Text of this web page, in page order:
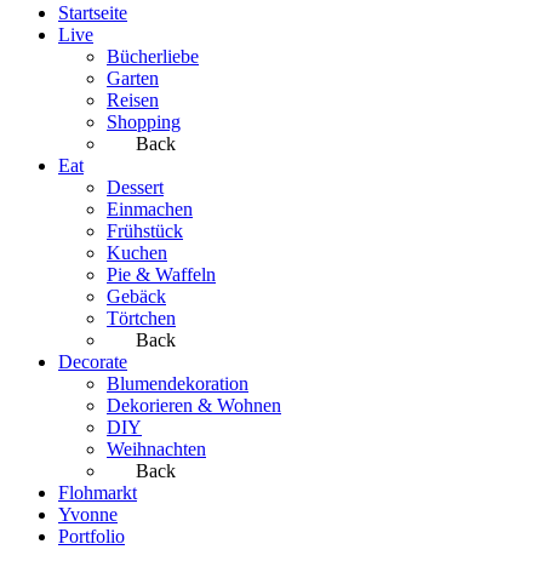
Startseite
Live
Bücherliebe
Garten
Reisen
Shopping
Back
Eat
Dessert
Einmachen
Frühstück
Kuchen
Pie & Waffeln
Gebäck
Törtchen
Back
Decorate
Blumendekoration
Dekorieren & Wohnen
DIY
Weihnachten
Back
Flohmarkt
Yvonne
Portfolio